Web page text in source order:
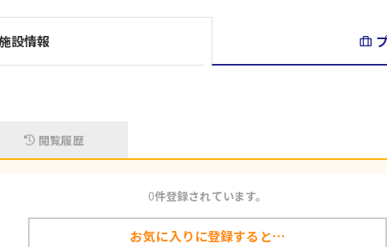
内容:
設情報
閲覧履歴
0件登録されています。
お気に入りに登録すると…